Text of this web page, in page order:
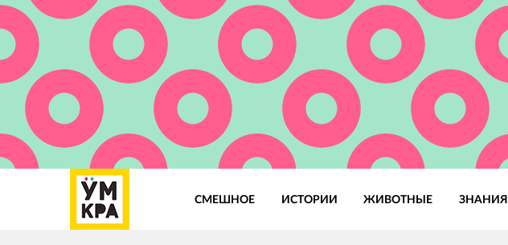
СМЕШНОЕ ИСТОРИИ ЖИВОТНЫЕ ЗНАНИЯ